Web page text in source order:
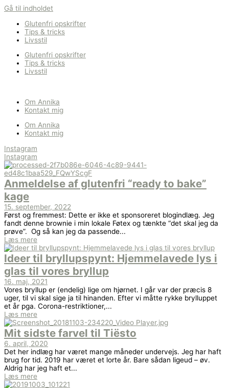
Gå til indholdet
Glutenfri opskrifter
Tips & tricks
Livsstil
Glutenfri opskrifter
Tips & tricks
Livsstil
Om Annika
Kontakt mig
Om Annika
Kontakt mig
Instagram
Instagram
Anmeldelse af glutenfri “ready to bake”
kage
15. september, 2022
Først og fremmest: Dette er ikke et sponsoreret blogindlæg. Jeg
fandt denne brownie i min lokale Føtex og tænkte “det skal jeg da
prøve”. Og så kan jeg da passende...
Læs mere
Ideer til bryllupspynt: Hjemmelavede lys i
glas til vores bryllup
16. maj, 2021
Vores bryllup er (endelig) lige om hjørnet. I går var der præcis 8
uger, til vi skal sige ja til hinanden. Efter vi måtte rykke brylluppet
et år pga. Corona-restriktioner,...
Læs mere
Mit sidste farvel til Tiësto
6. april, 2020
Det her indlæg har været mange måneder undervejs. Jeg har haft
brug for tid. 2019 har været et lorte år. Bare sådan ligeud – øv.
Aldrig har jeg haft et...
Læs mere